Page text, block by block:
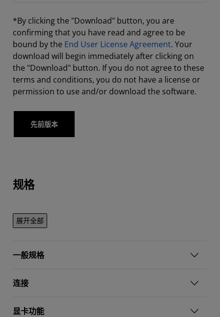
*By clicking the "Download" button, you are
confirming that you have read and agree to be
bound by the End User License Agreement. Your
download will begin immediately after clicking on
the "Download" button. If you do not agree to these
terms and conditions, you do not have a license or
permission to use and/or download the software.
先前版本
规格
展开全部
一般规格
连接
显卡功能